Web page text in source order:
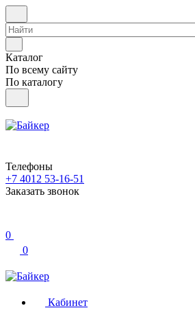
Каталог
По всему сайту
По каталогу
Телефоны
+7 4012 53-16-51
Заказать звонок
0
0
Кабинет